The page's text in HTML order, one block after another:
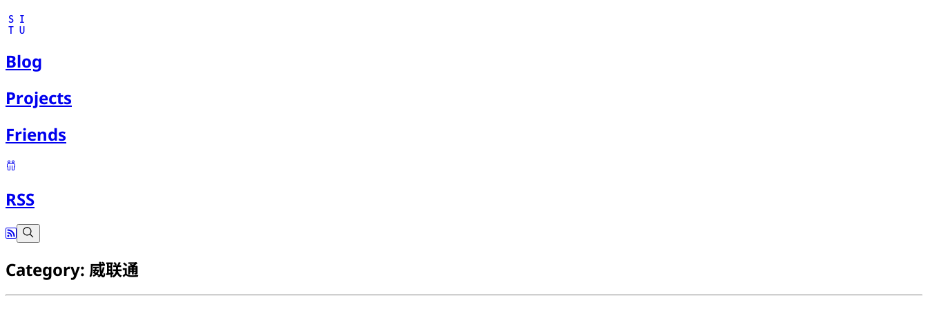
S I
T U
Blog
Projects
Friends
RSS
Category: 威联通